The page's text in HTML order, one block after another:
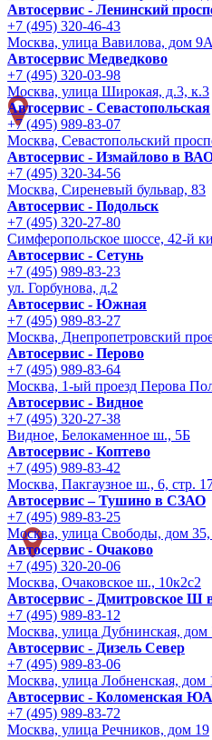
Автосервис - Ленинский
+7 (495) 320-46-43
Москва, улица Вавилова, дом
Автосервис Медведково
+7 (495) 320-03-98
Москва, улица Широкая, д.3, к.3
Автосервис - Cевастопольская
+7 (495) 989-83-07
Москва, Севастопольский
Автосервис - Измайлово в
+7 (495) 320-34-56
Москва, Сиреневый бульвар, 83
Автосервис - Подольск
+7 (495) 320-27-80
Симферопольское шоссе, 42-й
Автосервис - Сетунь
+7 (495) 989-83-23
ул. Горбунова, д.2
Автосервис - Южная
+7 (495) 989-83-27
Москва, Днепропетровский
Автосервис - Перово
+7 (495) 989-83-64
Москва, 1-ый проезд Перова
Автосервис - Видное
+7 (495) 320-27-38
Видное, Белокаменное ш., 5Б
Автосервис - Коптево
+7 (495) 989-83-42
Москва, Пакгаузное ш., 6, стр.
Автосервис – Тушино в СЗАО
+7 (495) 989-83-25
Москва, улица Свободы, дом 35,
Автосервис - Очаково
+7 (495) 320-20-06
Москва, Очаковское ш., 10к2с2
Автосервис - Дмитровское Ш
+7 (495) 989-83-12
Москва, улица Дубнинская, дом
Автосервис - Дизель Север
+7 (495) 989-83-06
Москва, улица Лобненская, дом
Автосервис - Коломенская
+7 (495) 989-83-72
Москва, улица Речников, дом 19